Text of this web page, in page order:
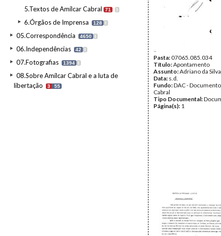
5.Textos de Amílcar Cabral 71 I
6.Órgãos de Imprensa 128 I
05.Correspondência 4650 I
06.Independências 42 I
07.Fotografias 1394 I
08.Sobre Amílcar Cabral e a luta de
libertação
3 55
Pasta:07065.085.034
Título:Apontamento
Assunto:Adriano da Silva
Data: s.d.
Fundo:DAC -
Cabral
Tipo Documental:
Página(s): 1